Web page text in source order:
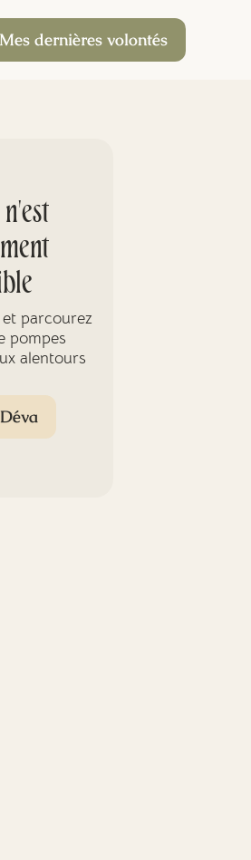
Mes dernières volontés
parcourez
pompes
alentours